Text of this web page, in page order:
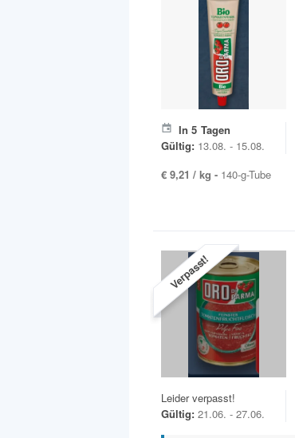
In 5 Tagen
Gültig: 13.08. - 15.08.
€ 9,21 / kg - 140-g-Tube
Verpasst!
Leider verpasst!
Gültig: 21.06. - 27.06.